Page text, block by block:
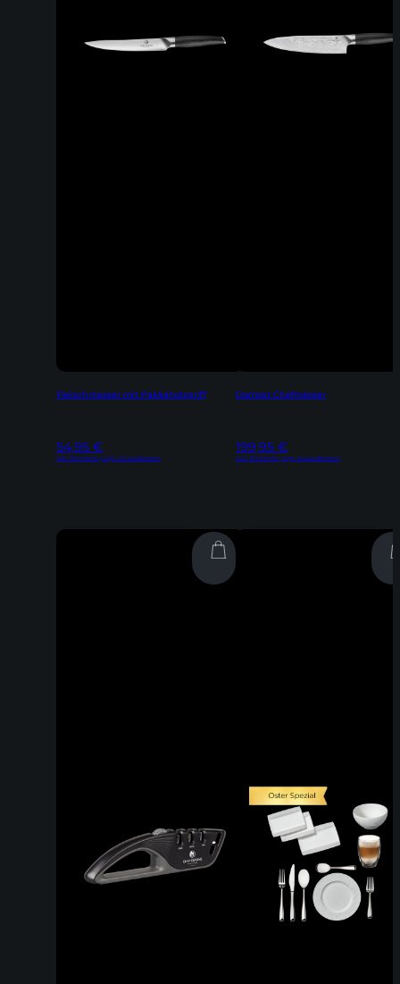
Fleischmesser mit Pakkaholzgriff
54,95 €
Inkl. 19% MwSt | zzgl. Versandkosten
Damast Chefmesser
199,95 €
Inkl. 19% MwSt | zzgl. Versandkosten